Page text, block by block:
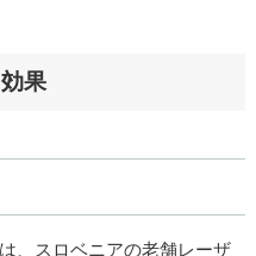
果
、スロベニアの老舗レーザ